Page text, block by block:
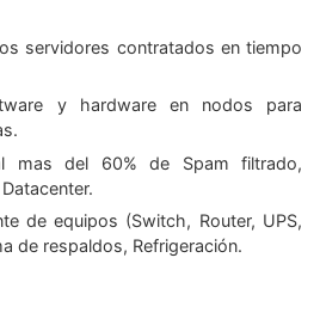
servidores contratados en tiempo
y hardware en nodos para
mas del 60% de Spam filtrado,
de equipos (Switch, Router, UPS,
de respaldos, Refrigeración.